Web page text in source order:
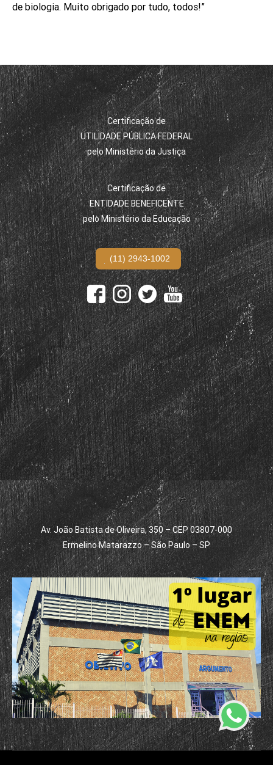
de biologia. Muito obrigado por tudo, todos!”
Certificação de
UTILIDADE PÚBLICA FEDERAL
pelo Ministério da Justiça
Certificação de
ENTIDADE BENEFICENTE
pelo Ministério da Educação
(11) 2943-1002
Av. João Batista de Oliveira, 350 – CEP 03807-000
Ermelino Matarazzo – São Paulo – SP